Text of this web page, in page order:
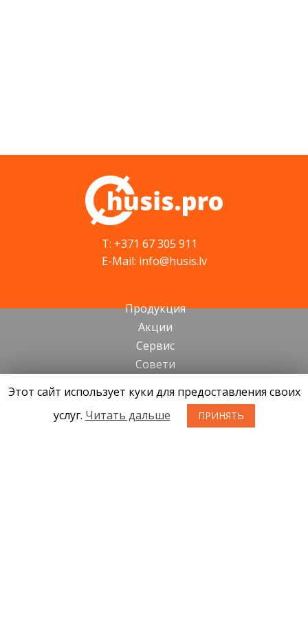
T: +371 67 305 911
E-Mail: info@husis.lv
Продукция
Акции
Cервис
Cовети
Kонтакты
Новости
Этот сайт использует куки для предоставления своих
услуг. Читать дальше ПРИНЯТЬ